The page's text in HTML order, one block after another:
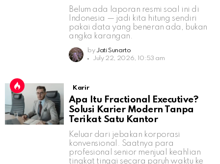
Belum ada laporan resmi soal ini di
Indonesia — jadi kita hitung sendiri
pakai data yang beneran ada, bukan
angka karangan.
by Jati Sunarto
July 22, 2026, 10:53 am
Karir
Apa Itu Fractional Executive?
Solusi Karier Modern Tanpa
Terikat Satu Kantor
Keluar dari jebakan korporasi
konvensional. Saatnya para
profesional senior menjual keahlian
tingkat tinggi secara paruh waktu ke